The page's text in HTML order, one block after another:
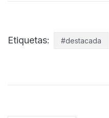
Etiquetas: #destacada